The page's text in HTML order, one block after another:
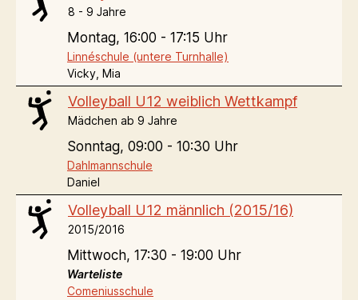
8 - 9 Jahre
Montag, 16:00 - 17:15 Uhr
Linnéschule (untere Turnhalle)
Vicky, Mia
Volleyball U12 weiblich Wettkampf
Mädchen ab 9 Jahre
Sonntag, 09:00 - 10:30 Uhr
Dahlmannschule
Daniel
Volleyball U12 männlich (2015/16)
2015/2016
Mittwoch, 17:30 - 19:00 Uhr
Warteliste
Comeniusschule